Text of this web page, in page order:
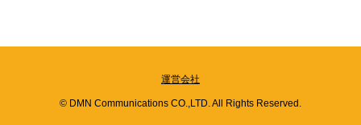
運営会社
© DMN Communications CO.,LTD. All Rights Reserved.